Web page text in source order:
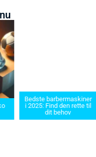
Bedste barbermaskiner
i 2025: Find den rette til
dit behov